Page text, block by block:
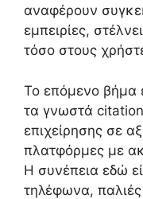
αναφέρουν
εμπειρίες,
τόσο στους
Το επόμενο βήμα
τα γνωστά
επιχείρησης σε
πλατφόρμες με
Η συνέπεια εδώ
τηλέφωνα, παλιές